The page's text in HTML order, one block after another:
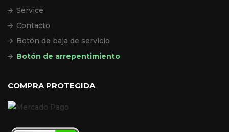
Service
Contacto
Botón de baja de servicio
Botón de arrepentimiento
COMPRA PROTEGIDA